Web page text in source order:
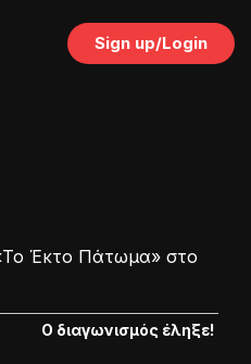
Sign up/Login
Έκτο Πάτωμα» στο
Ο διαγωνισμός έληξε!